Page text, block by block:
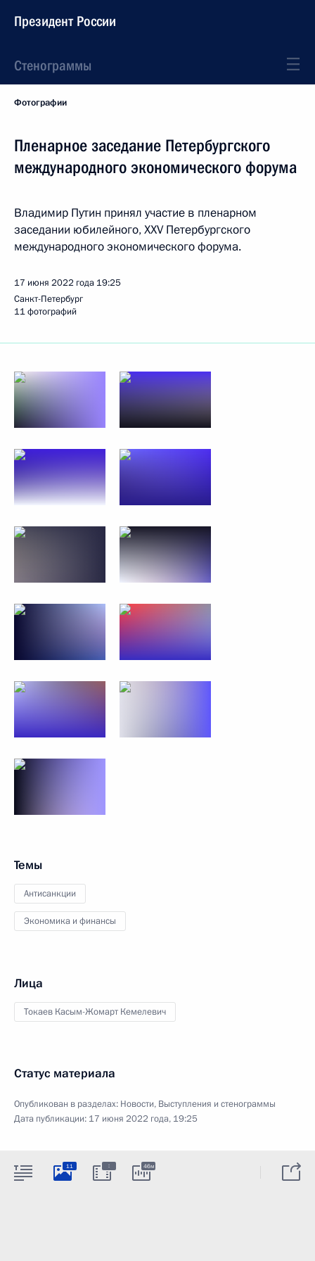
Президент России
Стенограммы
Фотографии
Пленарное заседание Петербургского
международного экономического форума
Владимир Путин принял участие в пленарном
заседании юбилейного, XXV Петербургского
международного экономического форума.
17 июня 2022 года 19:25
Санкт-Петербург
11 фотографий
Темы
Антисанкции
Экономика и финансы
Лица
Токаев Касым-Жомарт Кемелевич
Статус материала
Опубликован в разделах: Новости, Выступления и стенограммы
Дата публикации: 17 июня 2022 года, 19:25
11 : 46м